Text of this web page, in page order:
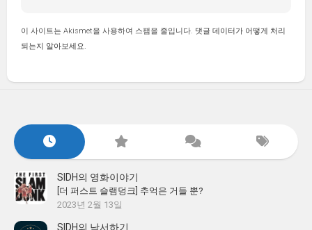
이 사이트는 Akismet을 사용하여 스팸을 줄입니다. 댓글 데이터가 어떻게 처리
되는지 알아보세요.
SIDH의 영화이야기
[더 퍼스트 슬램덩크] 추억은 거들 뿐?
2023년 2월 13일
SIDH의 낙서하기